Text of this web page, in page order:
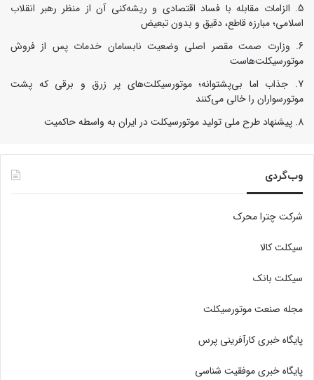
الزامات مقابله با فساد اقتصادی و ریشه‌کنی آن از منظر رهبر انقلاب
اسلامی؛ مبارزه قاطع، دقیق و بدون تبعیض
وزارت صمت مقصر اصلی وضعیت نابسامان خدمات پس از فروش
موتورسیکلت‌هاست
جذاب اما بی‌پشتوانه؛ موتورسیکلت‌های پر زرق‌ و برقی که پشت
موتورسواران را خالی می‌کنند
پیشنهاد طرح ملی تولید موتورسیکلت در ایران به واسطه حاکمیت
وب‌گردی
شرکت چترا محرک
سیکلت کالا
سیکلت بانک
مجله صنعت موتورسیکلت
پایگاه خبری کارآفرینی پرس
پایگاه خبری موفقیت شناسی